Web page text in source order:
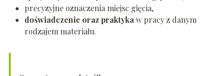
precyzyjne oznaczenia miejsc gięcia,
doświadczenie oraz praktykaw pracy z danym
rodzajem materiału.